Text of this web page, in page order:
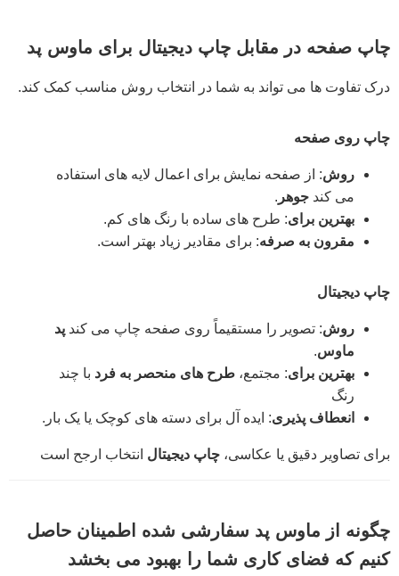
چاپ صفحه در مقابل چاپ دیجیتال برای ماوس پد
درک تفاوت ها می تواند به شما در انتخاب روش مناسب کمک کند.
چاپ روی صفحه
روش: از صفحه نمایش برای اعمال لایه های استفاده
می کند جوهر .
بهترین برای: طرح های ساده با رنگ های کم.
مقرون به صرفه: برای مقادیر زیاد بهتر است.
چاپ دیجیتال
روش: تصویر را مستقیماً روی صفحه چاپ می کند پد
ماوس.
بهترین برای: مجتمع، طرح های منحصر به فرد با چند
رنگ
انعطاف پذیری: ایده آل برای دسته های کوچک یا یک بار.
برای تصاویر دقیق یا عکاسی، چاپ دیجیتال انتخاب ارجح است
چگونه از ماوس پد سفارشی شده اطمینان حاصل
کنیم که فضای کاری شما را بهبود می بخشد